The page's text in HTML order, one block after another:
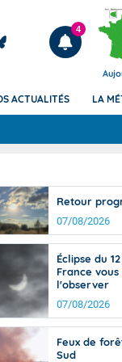
Articles
4
de
des
Bulletins
Bulletins
d'avalanche
Météo des
Vigicrues
ACTUALITÉS LA
Retour
07/08/2026
Éclipse du
France
l'observer
07/08/2026
Feux de
Sud